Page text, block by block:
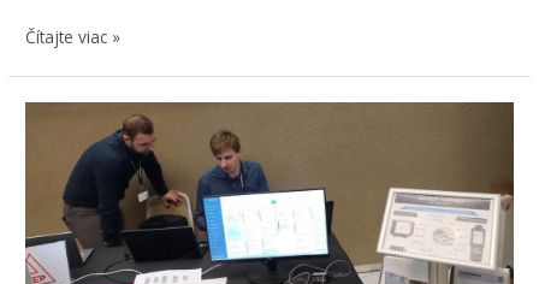
Sme
partner
Slovensku
Čítajte viac »